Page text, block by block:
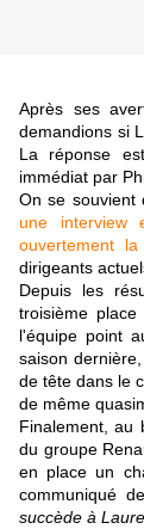
Après ses
demandions si
La réponse
immédiat par
On se souvient
une interview
ouvertement
dirigeants
Depuis les
troisième
l'équipe point
saison
de tête dans le
de même
Finalement, au
du groupe
en place un
communiqué
succède à